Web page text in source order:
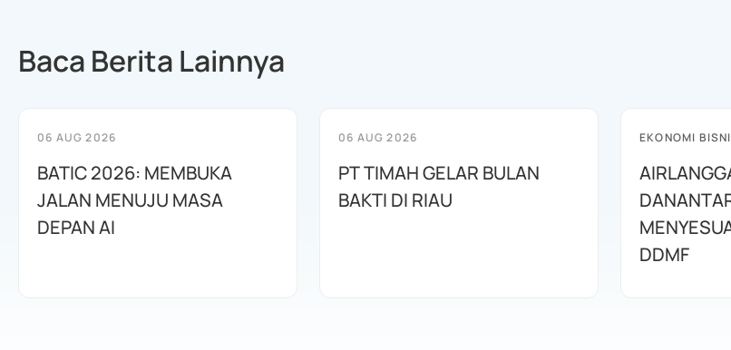
Baca Berita Lainnya
06 AUG 2026
BATIC 2026: MEMBUKA
JALAN MENUJU MASA
DEPAN AI
06 AUG 2026
PT TIMAH GELAR BULAN
BAKTI DI RIAU
EKONOMI
DDMF